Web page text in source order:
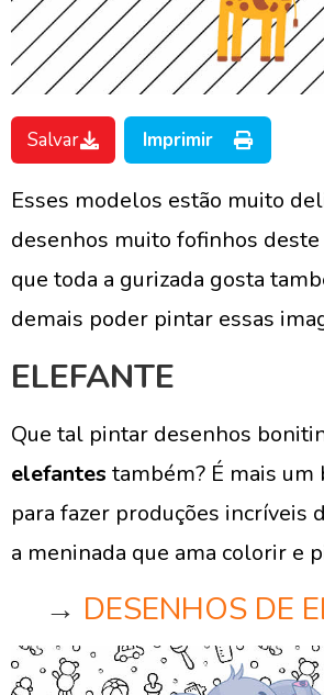
Salvar Imprimir
Esses modelos estão muito
desenhos muito fofinhos
que toda a gurizada gosta
demais poder pintar essas
ELEFANTE
Que tal pintar desenhos
elefantes também? É mais
para fazer produções incríveis
a meninada que ama colorir e
→ DESENHOS DE